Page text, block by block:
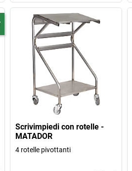
Scrivimpiedi con rotelle -
MATADOR
4 rotelle pivottanti